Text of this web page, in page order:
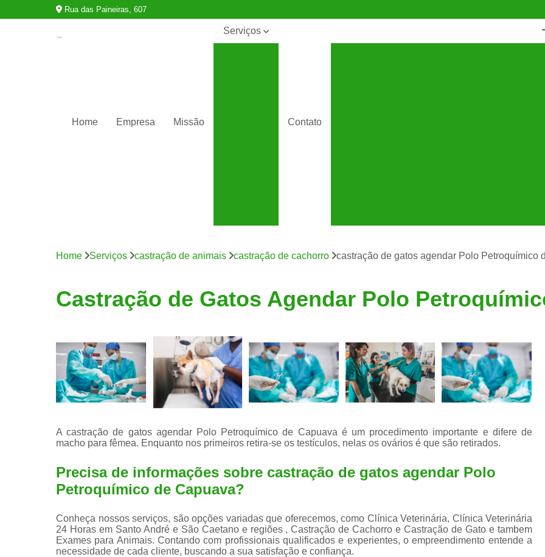
Rua das Paineiras, 607
Home Empresa Missão
Serviços
animais
para
tártaro
Contato
Clínica Veterinária Especializada em Cães
Clínica Veterinária Santo André
Consulta de
Consulta Médica
Consulta Médica Veterinária para
Consulta para
Consulta para Silvestres
Consulta Veterinária para Silvestres
Exame de Raio X para Animais
Home Serviços castração de animais castração de cachorro castração de gatos agendar Polo Petroquímico
Castração de Gatos Agendar Polo
A castração de gatos agendar Polo Petroquímico de Capuava é um procedimento importante e difere de
macho para fêmea. Enquanto nos primeiros retira-se os testículos, nelas os ovários é que são retirados.
Precisa de informações sobre castração de gatos agendar Polo
Petroquímico de Capuava?
Conheça nossos serviços, são opções variadas que oferecemos, como Clínica Veterinária, Clínica Veterinária
24 Horas em Santo André e São Caetano e regiões , Castração de Cachorro e Castração de Gato e tambem
Exames para Animais. Contando com profissionais qualificados e experientes, o empreendimento entende a
necessidade de cada cliente, buscando a sua satisfação e confiança.